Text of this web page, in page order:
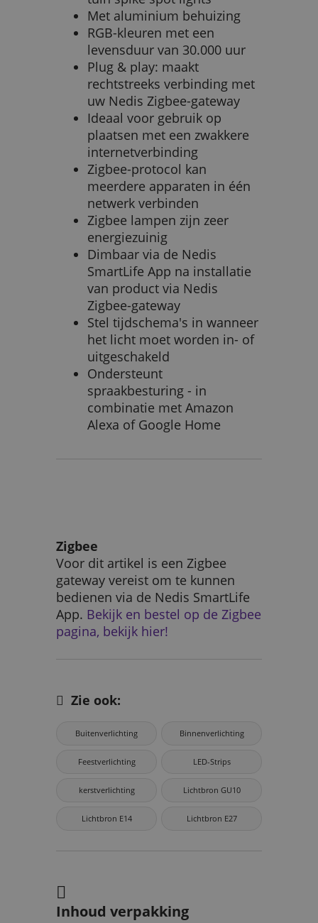
Met aluminium behuizing
RGB-kleuren met een
levensduur van 30.000 uur
Plug & play: maakt
rechtstreeks verbinding met
uw Nedis Zigbee-gateway
Ideaal voor gebruik op
plaatsen met een zwakkere
internetverbinding
Zigbee-protocol kan
meerdere apparaten in één
netwerk verbinden
Zigbee lampen zijn zeer
energiezuinig
Dimbaar via de Nedis
SmartLife App na installatie
van product via Nedis
Zigbee-gateway
Stel tijdschema's in wanneer
het licht moet worden in- of
uitgeschakeld
Ondersteunt
spraakbesturing - in
combinatie met Amazon
Alexa of Google Home
Zigbee
Voor dit artikel is een Zigbee
gateway vereist om te kunnen
bedienen via de Nedis SmartLife
App. Bekijk en bestel op de Zigbee
pagina, bekijk hier!
Zie ook:
Buitenverlichting Binnenverlichting
Feestverlichting LED-Strips
kerstverlichting Lichtbron GU10
Lichtbron E14 Lichtbron E27
Inhoud verpakking